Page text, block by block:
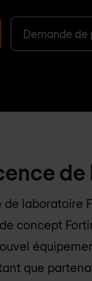
Demande de
laboratoire
concept
que